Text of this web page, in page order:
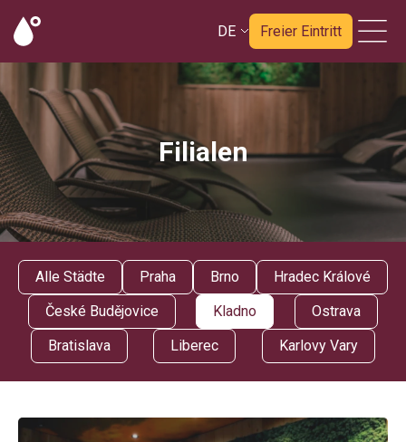
DE Freier Eintritt
Filialen
Alle Städte Praha Brno
Hradec Králové
České Budějovice
Kladno
Ostrava
Bratislava
Liberec Karlovy Vary